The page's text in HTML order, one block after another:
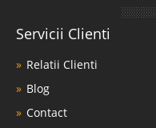
Servicii Clienti
Relatii Clienti
Blog
Contact